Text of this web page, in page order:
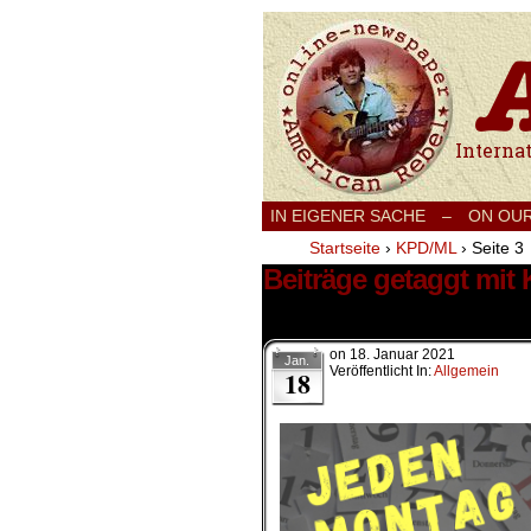
IN EIGENER SACHE – ON
Startseite › KPD/ML › Seite 3
Beiträge getaggt mit
Jan.
18
on 18. Januar 2021
Veröffentlicht In:Allgemein